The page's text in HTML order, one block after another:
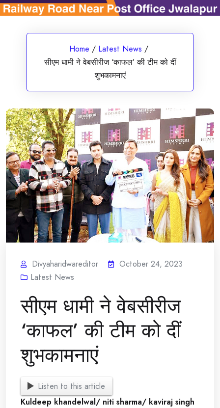
Home / Latest News /
सीएम धामी ने वेबसीरीज ‘काफल’ की टीम को दीं
शुभकामनाएं
Divyaharidwareditor
October 24, 2023
Latest News
सीएम धामी ने वेबसीरीज
‘काफल’ की टीम को दीं
शुभकामनाएं
Listen to this article
Kuldeep khandelwal/ niti sharma/ kaviraj singh